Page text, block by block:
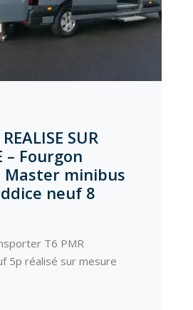
SUR
– Fourgon
Master minibus
neuf 8
T6 PMR
5p réalisé sur mesure